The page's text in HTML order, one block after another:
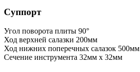
Суппорт
Угол поворота плиты 90°
Ход верхней салазки 200мм
Ход нижних поперечных салазок 500мм
Сечение инструмента 32мм x 32мм